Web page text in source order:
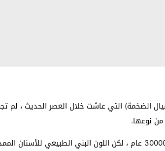
الضخمة) التي عاشت خلال العصر الحديث ، لم
نوعها.